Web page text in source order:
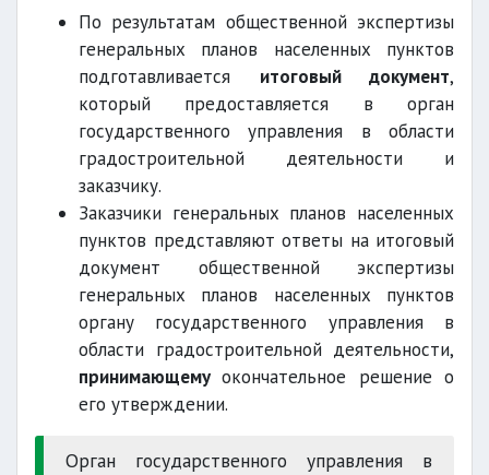
По результатам общественной экспертизы
генеральных планов населенных пунктов
подготавливается итоговый документ,
который предоставляется в орган
государственного управления в области
градостроительной деятельности и
заказчику.
Заказчики генеральных планов населенных
пунктов представляют ответы на итоговый
документ общественной экспертизы
генеральных планов населенных пунктов
органу государственного управления в
области градостроительной деятельности,
принимающемуокончательное решение о
его утверждении.
Орган государственного управления в